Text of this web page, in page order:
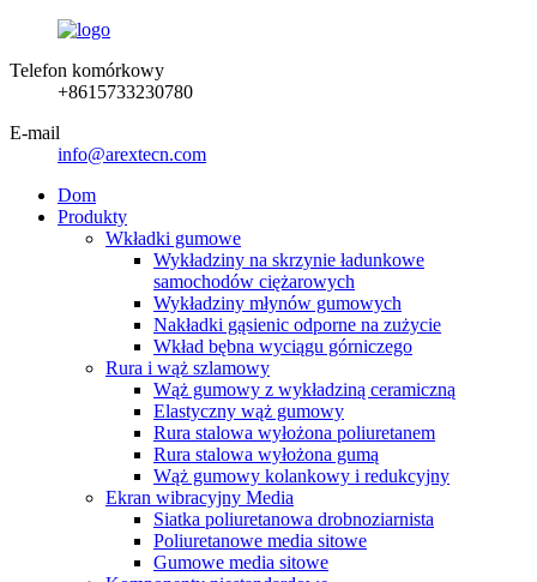
Telefon komórkowy
+8615733230780
E-mail
info@arextecn.com
Dom
Produkty
Wkładki gumowe
Wykładziny na skrzynie ładunkowe
samochodów ciężarowych
Wykładziny młynów gumowych
Nakładki gąsienic odporne na zużycie
Wkład bębna wyciągu górniczego
Rura i wąż szlamowy
Wąż gumowy z wykładziną ceramiczną
Elastyczny wąż gumowy
Rura stalowa wyłożona poliuretanem
Rura stalowa wyłożona gumą
Wąż gumowy kolankowy i redukcyjny
Ekran wibracyjny Media
Siatka poliuretanowa drobnoziarnista
Poliuretanowe media sitowe
Gumowe media sitowe